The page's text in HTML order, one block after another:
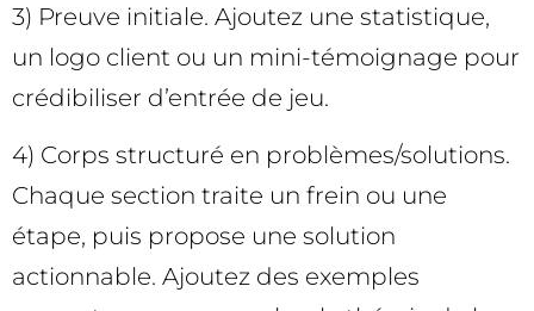
3) Preuve initiale. Ajoutez une statistique,
un logo client ou un mini-témoignage pour
crédibiliser d’entrée de jeu.
4) Corps structuré en problèmes/solutions.
Chaque section traite un frein ou une
étape, puis propose une solution
actionnable. Ajoutez des exemples